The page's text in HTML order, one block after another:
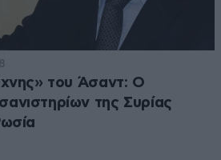
του Άσαντ: Ο
της Συρίας